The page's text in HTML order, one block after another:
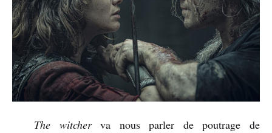
The witcherva nous parler de poutrage de